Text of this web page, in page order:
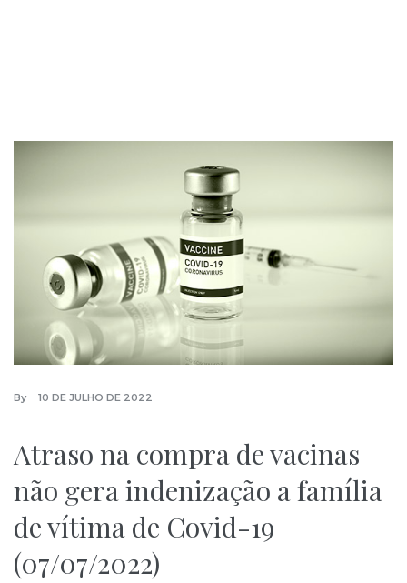
By 10 DE JULHO DE 2022
Atraso na compra de vacinas
não gera indenização a família
de vítima de Covid-19
(07/07/2022)